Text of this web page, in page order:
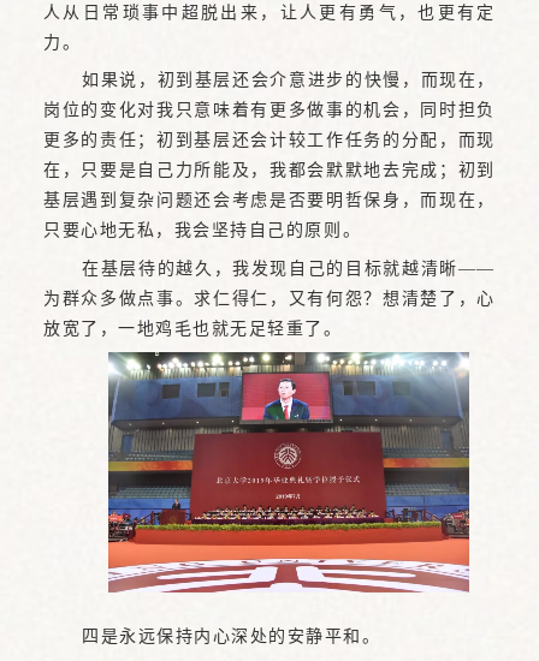
人从日常琐事中超脱出来，让人更有勇气，也更有定
力。
如果说，初到基层还会介意进步的快慢，而现在，
岗位的变化对我只意味着有更多做事的机会，同时担负
更多的责任；初到基层还会计较工作任务的分配，而现
在，只要是自己力所能及，我都会默默地去完成；初到
基层遇到复杂问题还会考虑是否要明哲保身，而现在，
只要心地无私，我会坚持自己的原则。
在基层待的越久，我发现自己的目标就越清晰——
为群众多做点事。求仁得仁，又有何怨？想清楚了，心
放宽了，一地鸡毛也就无足轻重了。
四是永远保持内心深处的安静平和。